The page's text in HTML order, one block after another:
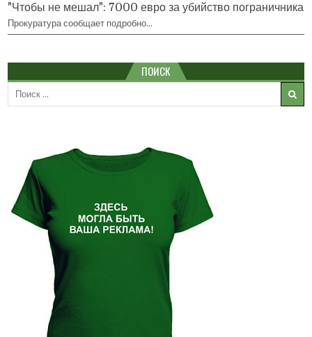
"Чтобы не мешал": 7000 евро за убийство пограничника
Прокуратура сообщает подробно…
ПОИСК